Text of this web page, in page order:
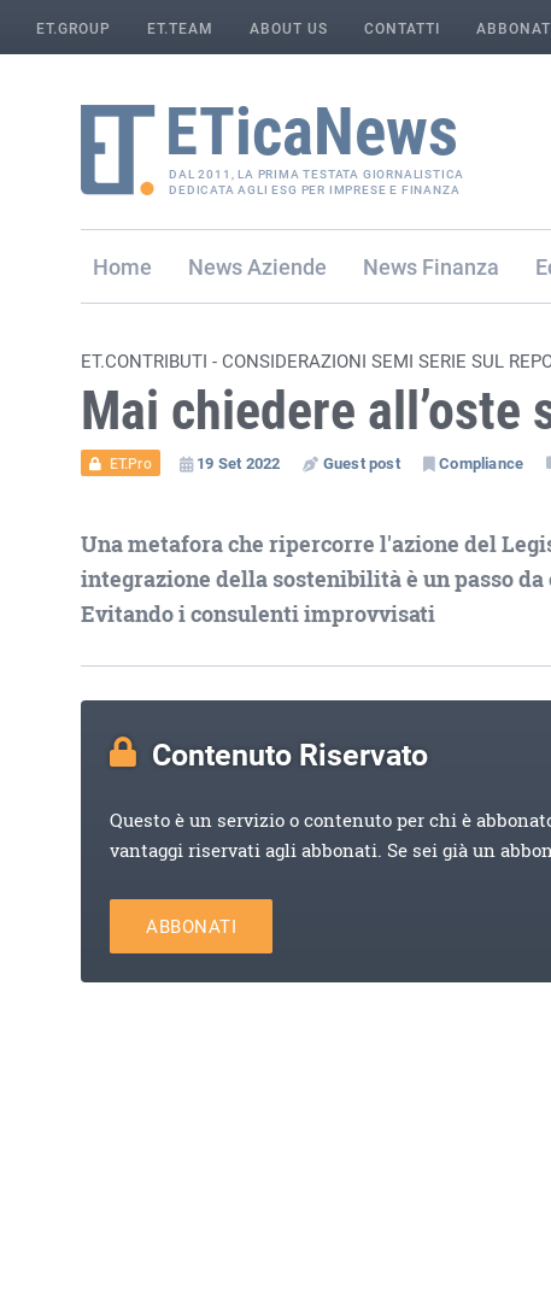
ET.GROUP ET.TEAM ABOUT US CONTATTI
DAL 2011, LA PRIMA TESTATA GIORNALISTICA
DEDICATA AGLI ESG PER IMPRESE E FINANZA
Home Aziende Finanza
ET.CONTRIBUTI - CONSIDERAZIONI SEMI SERIE SUL
Mai chiedere all’oste
ET.Pro 19 Set 2022 Guest post Compliance
Una metafora che ripercorre l'azione del
integrazione della sostenibilità è un passo
Evitando i consulenti improvvisati
Contenuto Riservato
Questo è un servizio o contenuto per chi è
vantaggi riservati agli abbonati. Se sei già un
ABBONATI